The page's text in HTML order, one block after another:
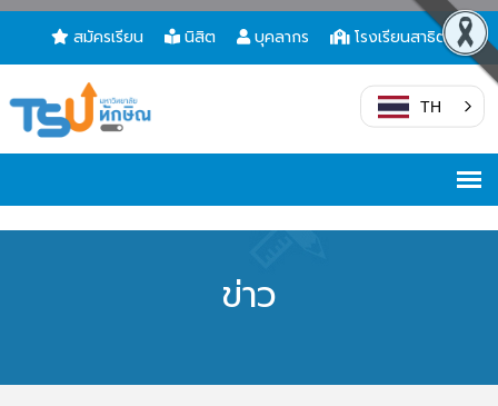
สมัครเรียน นิสิต บุคลากร โรงเรียนสาธิต
TH
ข่าว